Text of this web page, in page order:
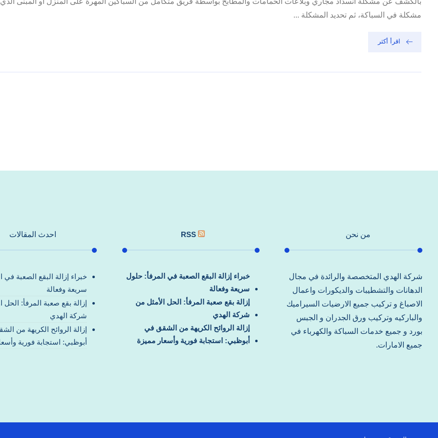
مشكلة في السباكة، ثم تحديد المشكلة ...
اقرأ أكثر
من نحن
شركة الهدي المتخصصة والرائدة في مجال
الدهانات والتشطيبات والديكورات واعمال
الاصباغ و تركيب جميع الارضيات السيراميك
والباركيه وتركيب ورق الجدران و الجبس
بورد و جميع خدمات السباكة والكهرباء في
جميع الامارات.
RSS
خبراء إزالة البقع الصعبة في المرفأ: حلول
سريعة وفعالة
إزالة بقع صعبة المرفأ: الحل الأمثل من
شركة الهدي
إزالة الروائح الكريهة من الشقق في
أبوظبي: استجابة فورية وأسعار مميزة
احدث المقالات
خبراء إزالة البقع الصعبة في
سريعة وفعالة
إزالة بقع صعبة المرفأ: الحل
شركة الهدي
إزالة الروائح الكريهة من
أبوظبي: استجابة فورية